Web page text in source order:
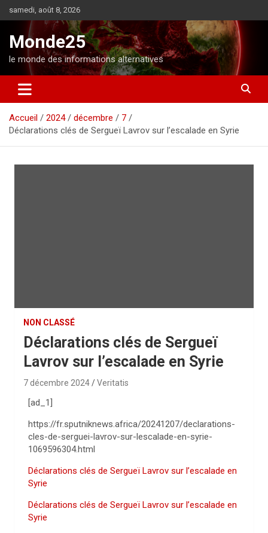
l
o
e
samedi, août 8, 2026
Monde25
le monde des informations alternatives
Accueil 2024 décembre
7
Déclarations clés de Sergueï Lavrov sur l’escalade en Syrie
NON CLASSÉ
Déclarations clés de Sergueï
Lavrov sur l’escalade en Syrie
7 décembre 2024 Veritatis
[ad_1]
https://fr.sputniknews.africa/20241207/declarations-
cles-de-serguei-lavrov-sur-lescalade-en-syrie-
1069596304.html
Déclarations clés de Sergueï Lavrov sur l’escalade en
Syrie
Déclarations clés de Sergueï Lavrov sur l’escalade en
Syrie